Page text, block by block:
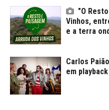
"O
Vinhos,
e a terra
Carlos
em playback